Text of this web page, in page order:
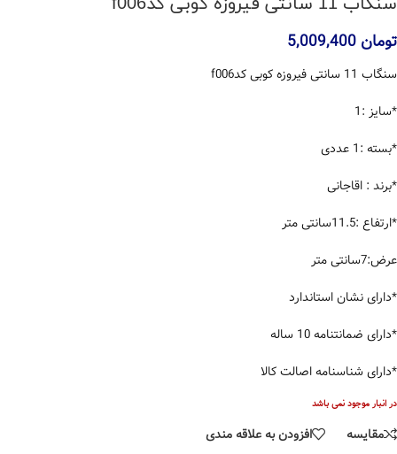
تومان
سنگاب 11 سانتی فیروزه کوبی کدf006
*سایز :1
*بسته :1 عددی
*برند : اقاجانی
*ارتفاع :11.5سانتی متر
عرض:7سانتی متر
*دارای نشان استاندارد
*دارای ضمانتنامه 10 ساله
*دارای شناسنامه اصالت کالا
در انبار موجود نمی باشد
مقایسه افزودن به علاقه مندی